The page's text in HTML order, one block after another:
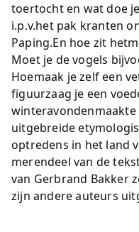
toertocht en wat doe
i.p.v.het pak kranten
Paping.En hoe zit
Moet je de vogels
Hoemaak je zelf een
figuurzaag je een
uitgebreide
optredens in het land
merendeel van de
van Gerbrand Bakker
zijn andere auteurs